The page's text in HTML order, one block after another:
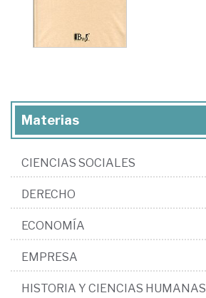
Materias
CIENCIAS SOCIALES
DERECHO
ECONOMÍA
EMPRESA
HISTORIA Y CIENCIAS HUMANAS